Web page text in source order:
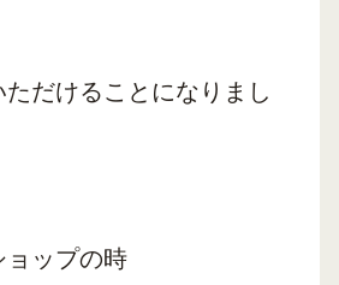
だけることになりまし
ョップの時